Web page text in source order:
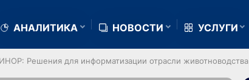
АНАЛИТИКА НОВОСТИ УСЛУГИ
Решения для информатизации отрасли животноводства